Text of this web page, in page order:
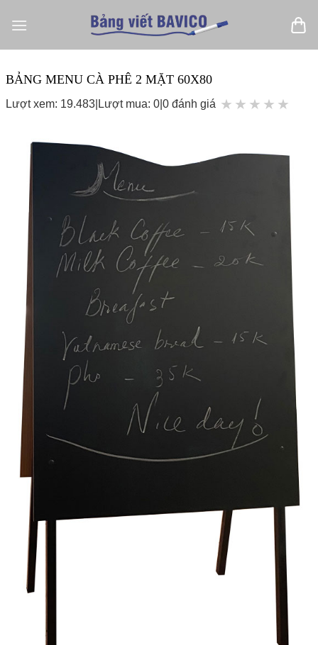
qua
BẢNG MENU CÀ PHÊ 2 MẶT 60X80
Lượt xem: 19.483| Lượt mua: 0| 0 đánh giá ★ ★ ★ ★ ★